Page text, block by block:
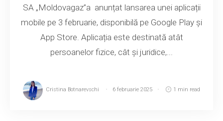
SA „Moldovagaz”a anunțat lansarea unei aplicații
mobile pe 3 februarie, disponibilă pe Google Play și
App Store. Aplicația este destinată atât
persoanelor fizice, cât și juridice,...
Cristina Botnarevschi 6 februarie 2025 1 min read